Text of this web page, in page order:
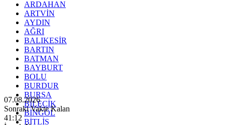
ARDAHAN
ARTVİN
AYDIN
AĞRI
BALIKESİR
BARTIN
BATMAN
BAYBURT
BOLU
BURDUR
BURSA
BİLECİK
BİNGÖL
BİTLİS
07.08.2026
Sonraki Vakte Kalan
41:10